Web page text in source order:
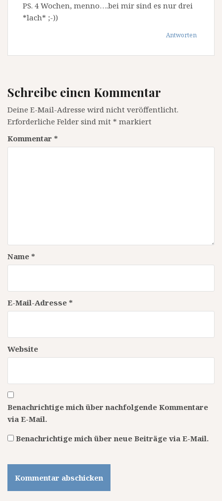
PS. 4 Wochen, menno….bei mir sind es nur drei
*lach* ;-))
Antworten
Schreibe einen Kommentar
Deine E-Mail-Adresse wird nicht veröffentlicht.
Erforderliche Felder sind mit * markiert
Kommentar *
Name *
E-Mail-Adresse *
Website
Benachrichtige mich über nachfolgende Kommentare
via E-Mail.
Benachrichtige mich über neue Beiträge via E-Mail.